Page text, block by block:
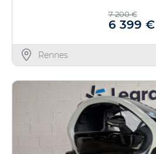
7 200 €
6 399 €
Rennes